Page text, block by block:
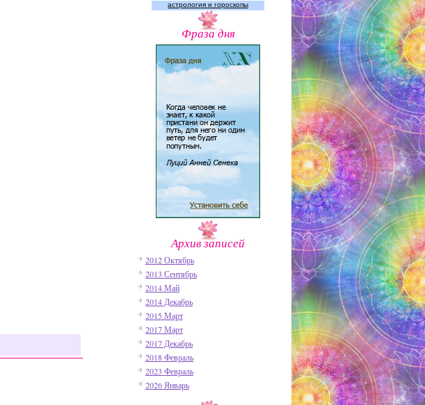
астрология и гороскопы
Фраза дня
Архив записей
2012 Октябрь
2013 Сентябрь
2014 Май
2014 Декабрь
2015 Март
2017 Март
2017 Декабрь
2018 Февраль
2023 Февраль
2026 Январь